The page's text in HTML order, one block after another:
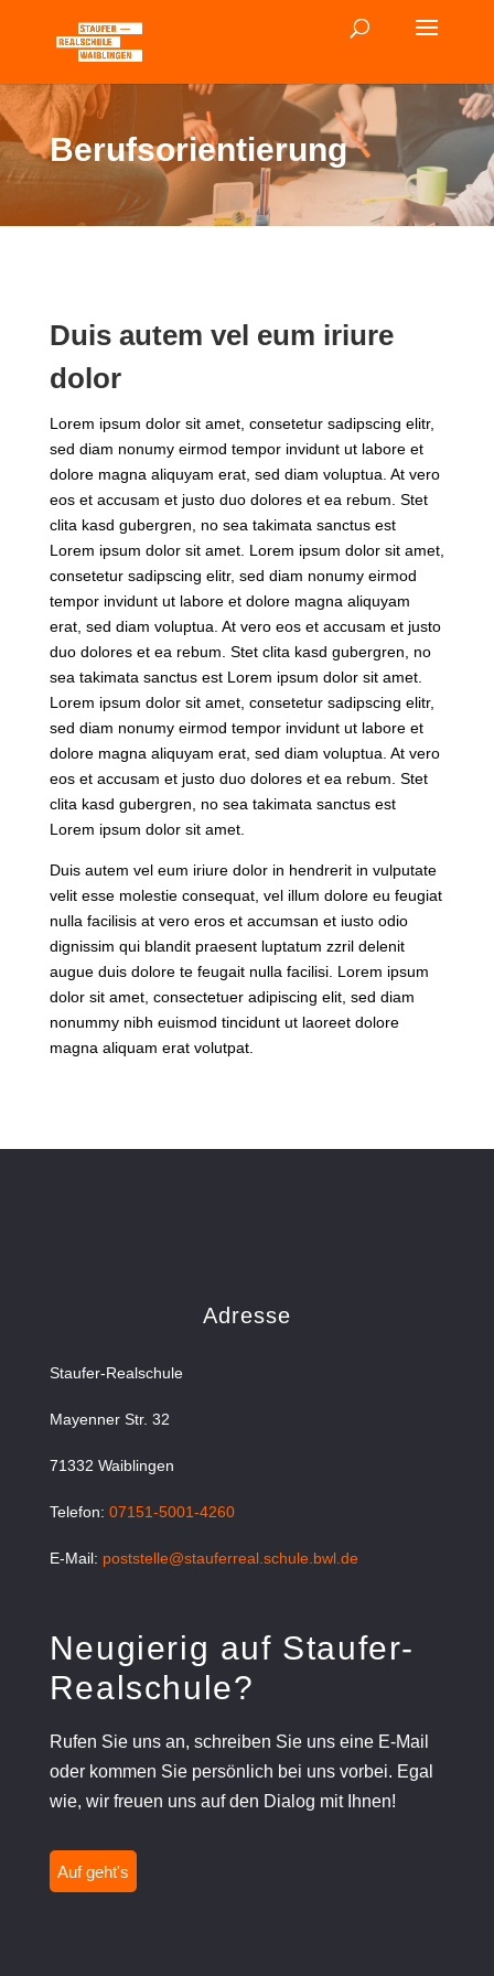
Berufsorientierung
Duis autem vel eum iriure
dolor
Lorem ipsum dolor sit amet, consetetur sadipscing elitr,
sed diam nonumy eirmod tempor invidunt ut labore et
dolore magna aliquyam erat, sed diam voluptua. At vero
eos et accusam et justo duo dolores et ea rebum. Stet
clita kasd gubergren, no sea takimata sanctus est
Lorem ipsum dolor sit amet. Lorem ipsum dolor sit amet,
consetetur sadipscing elitr, sed diam nonumy eirmod
tempor invidunt ut labore et dolore magna aliquyam
erat, sed diam voluptua. At vero eos et accusam et justo
duo dolores et ea rebum. Stet clita kasd gubergren, no
sea takimata sanctus est Lorem ipsum dolor sit amet.
Lorem ipsum dolor sit amet, consetetur sadipscing elitr,
sed diam nonumy eirmod tempor invidunt ut labore et
dolore magna aliquyam erat, sed diam voluptua. At vero
eos et accusam et justo duo dolores et ea rebum. Stet
clita kasd gubergren, no sea takimata sanctus est
Lorem ipsum dolor sit amet.
Duis autem vel eum iriure dolor in hendrerit in vulputate
velit esse molestie consequat, vel illum dolore eu feugiat
nulla facilisis at vero eros et accumsan et iusto odio
dignissim qui blandit praesent luptatum zzril delenit
augue duis dolore te feugait nulla facilisi. Lorem ipsum
dolor sit amet, consectetuer adipiscing elit, sed diam
nonummy nibh euismod tincidunt ut laoreet dolore
magna aliquam erat volutpat.
Adresse
Staufer-Realschule
Mayenner Str. 32
71332 Waiblingen
Telefon: 07151-5001-4260
E-Mail: poststelle@stauferreal.schule.bwl.de
Neugierig auf Staufer-
Realschule?
Rufen Sie uns an, schreiben Sie uns eine E-Mail
oder kommen Sie persönlich bei uns vorbei. Egal
wie, wir freuen uns auf den Dialog mit Ihnen!
Auf geht's